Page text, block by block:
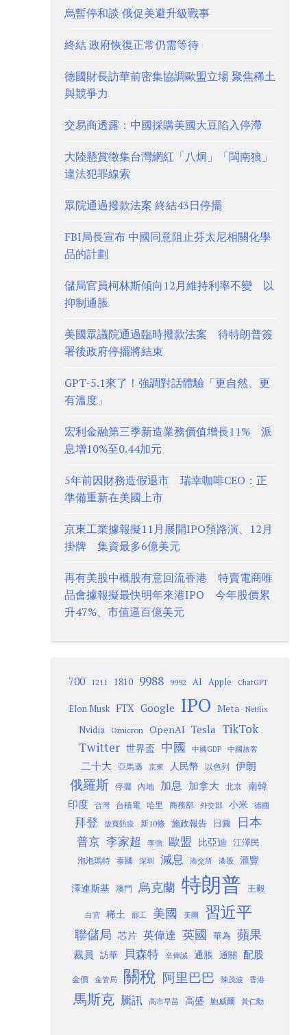
烏暫停和談 俄促美避升級戰事
終結 政府恢復正常仍需等待
德國財長訪華前密集協調歐盟立場 聚焦稀土
與競爭力
交易商透露：中國採購美國大豆陷入停滯
大陸懸賞徵集台灣網紅「八炯」「閩南狼」
違法犯罪線索
眾院通過撥款法案 終結43日停擺
FBI局長宣布 中國同意阻止芬太尼相關化學
品的計劃
儲局官員柯林斯傾向12月維持利率不變 以
抑制通脹
美國眾議院通過臨時撥款法案 待特朗普簽
署後政府停擺將結束
GPT-5.1來了！強調對話體驗「更自然、更
有溫度」
宏利金融第三季新造業務價值增長11% 派
息增10%至0.44加元
5年前因財務造假退市 瑞幸咖啡CEO：正
準備重新在美國上市
京東工業據報擬11月展開IPO預路演、12月
掛牌 集資最多6億美元
再有美股中概股有意回流香港 特賣電商唯
品會據報擬最快明年來港IPO 今年股價累
升47%、市值逼百億美元
700 1211 1810 9988 9992 AI Apple ChatGPT
Elon Musk FTX Google IPO Meta Netflix
Nvidia Omicron OpenAI Tesla TikTok
Twitter 世界盃 中國 中國GDP 中國旅客
二十大 亞馬遜 京東 人民幣 以色列 伊朗
俄羅斯 停擺 內地 加息 加拿大 北京
南韓
印度
台灣 台積電 哈里 商務部 外交部 小米 德國
拜登 放寬防疫 新10條 施政報告 日圓 日本
普京 李家超 李強 歐盟 比亞迪 江澤民
泡泡瑪特 泰國 深圳 減息 港交所 港股 滙豐
澤連斯基 澳門 烏克蘭 特朗普 王毅
白宮 稀土 罷工 美國 美團 習近平
聯儲局 芯片 英偉達 英國 華為 蘋果
裁員 訪華 貝森特 辛偉誠 通脹 通關 配股
金價 金管局 關稅 阿里巴巴 陳茂波 香港
馬斯克 騰訊 高市早苗 高盛 鮑威爾 黃仁勳